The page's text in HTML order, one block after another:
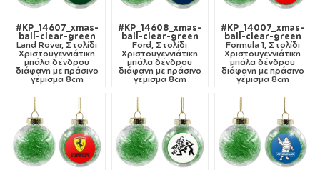
#KP_14607_xmas-
ball-clear-green
Land Rover, Στολίδι
Χριστουγεννιάτικη
μπάλα δένδρου
διάφανη με πράσινο
γέμισμα 8cm
#KP_14608_xmas-
ball-clear-green
Ford, Στολίδι
Χριστουγεννιάτικη
μπάλα δένδρου
διάφανη με πράσινο
γέμισμα 8cm
#KP_14007_xmas-
ball-clear-green
Formula 1, Στολίδι
Χριστουγεννιάτικη
μπάλα δένδρου
διάφανη με πράσινο
γέμισμα 8cm